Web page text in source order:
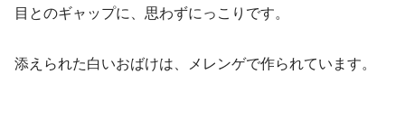
目とのギャップに、思わずにっこりです。
添えられた白いおばけは、メレンゲで作られています。